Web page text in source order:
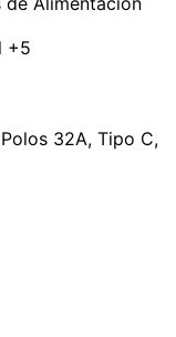
+5
32A, Tipo C,